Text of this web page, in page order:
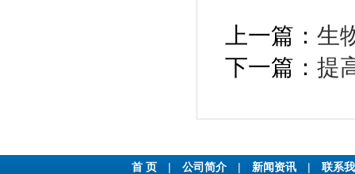
上一篇： 生
下一篇： 提
首 页 | 公司简介 | 新闻资讯 | 联系